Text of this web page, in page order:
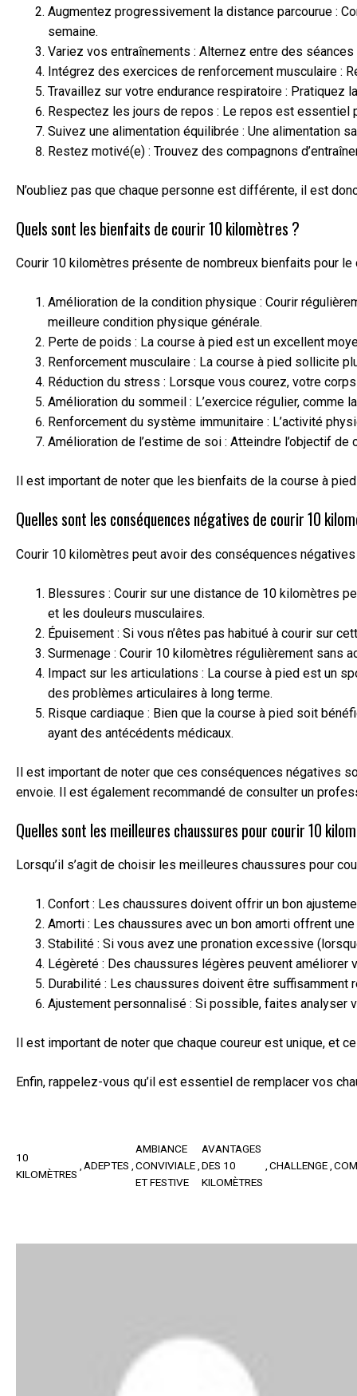
Augmentez progressivement la distance parcourue :
semaine.
Variez vos entraînements : Alternez entre des
Intégrez des exercices de renforcement musculaire :
Travaillez sur votre endurance respiratoire :
Respectez les jours de repos : Le repos est essentiel
Suivez une alimentation équilibrée : Une alimentation
Restez motivé(e) : Trouvez des compagnons
N’oubliez pas que chaque personne est différente, il est
Quels sont les bienfaits de courir 10 kilomètres ?
Courir 10 kilomètres présente de nombreux bienfaits pour
Amélioration de la condition physique : Courir
meilleure condition physique générale.
Perte de poids : La course à pied est un excellent
Renforcement musculaire : La course à pied sollicite
Réduction du stress : Lorsque vous courez, votre
Amélioration du sommeil : L’exercice régulier,
Renforcement du système immunitaire : L’activité
Amélioration de l’estime de soi : Atteindre l’objectif
Il est important de noter que les bienfaits de la course à
Quelles sont les conséquences négatives de courir 10
Courir 10 kilomètres peut avoir des conséquences
Blessures : Courir sur une distance de 10 kilomètres
et les douleurs musculaires.
Épuisement : Si vous n’êtes pas habitué à courir sur
Surmenage : Courir 10 kilomètres régulièrement sans
Impact sur les articulations : La course à pied est un
des problèmes articulaires à long terme.
Risque cardiaque : Bien que la course à pied soit
ayant des antécédents médicaux.
Il est important de noter que ces conséquences négatives
envoie. Il est également recommandé de consulter un
Quelles sont les meilleures chaussures pour courir 10
Lorsqu’il s’agit de choisir les meilleures chaussures pour
Confort : Les chaussures doivent offrir un bon
Amorti : Les chaussures avec un bon amorti offrent
Stabilité : Si vous avez une pronation excessive
Légèreté : Des chaussures légères peuvent
Durabilité : Les chaussures doivent être suffisamment
Ajustement personnalisé : Si possible, faites analyser
Il est important de noter que chaque coureur est unique, et
Enfin, rappelez-vous qu’il est essentiel de remplacer vos
10
KILOMÈTRES
ADEPTES
AMBIANCE
CONVIVIALE
ET FESTIVE
AVANTAGES
DES 10
KILOMÈTRES
CHALLENGE